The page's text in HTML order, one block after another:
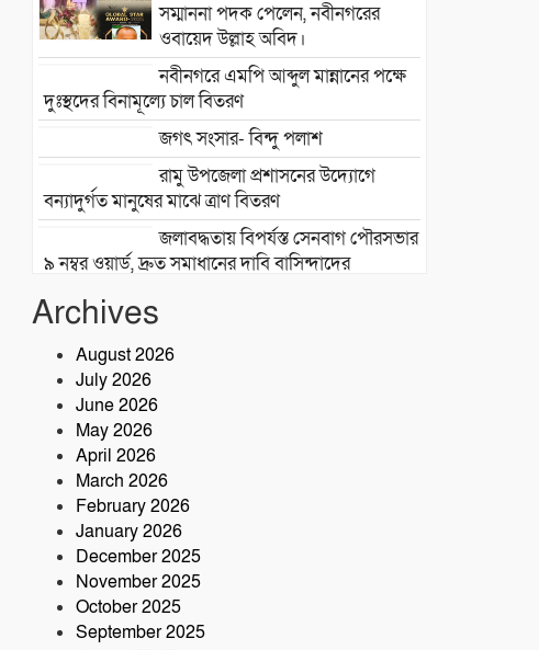
সম্মাননা পদক পেলেন, নবীনগরের
ওবায়েদ উল্লাহ অবিদ।
নবীনগরে এমপি আব্দুল মান্নানের পক্ষে
দুঃস্থদের বিনামূল্যে চাল বিতরণ
জগৎ সংসার- বিন্দু পলাশ
রামু উপজেলা প্রশাসনের উদ্যোগে
বন্যাদুর্গত মানুষের মাঝে ত্রাণ বিতরণ
জলাবদ্ধতায় বিপর্যস্ত সেনবাগ পৌরসভার
৯ নম্বর ওয়ার্ড, দ্রুত সমাধানের দাবি বাসিন্দাদের
কবিরহাটে নিহত ৬০ বছরের কৃষক
Archives
August 2026
July 2026
June 2026
May 2026
April 2026
March 2026
February 2026
January 2026
December 2025
November 2025
October 2025
September 2025